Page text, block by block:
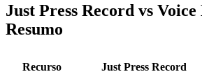
Just Press Record vs Voice
Resumo
Recurso Just Press Record